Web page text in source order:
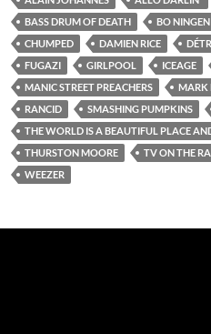
BASS DRUM OF DEATH
BO NINGEN
CHUMPED
DAMIEN RICE
FUGAZI
GIRLPOOL ICEAGE
MANIC STREET PREACHERS
MARK
RANCID
SMASHING PUMPKINS
THE WORLD IS A BEAUTIFUL PLACE
THURSTON MOORE
TV ON THE
WEEZER